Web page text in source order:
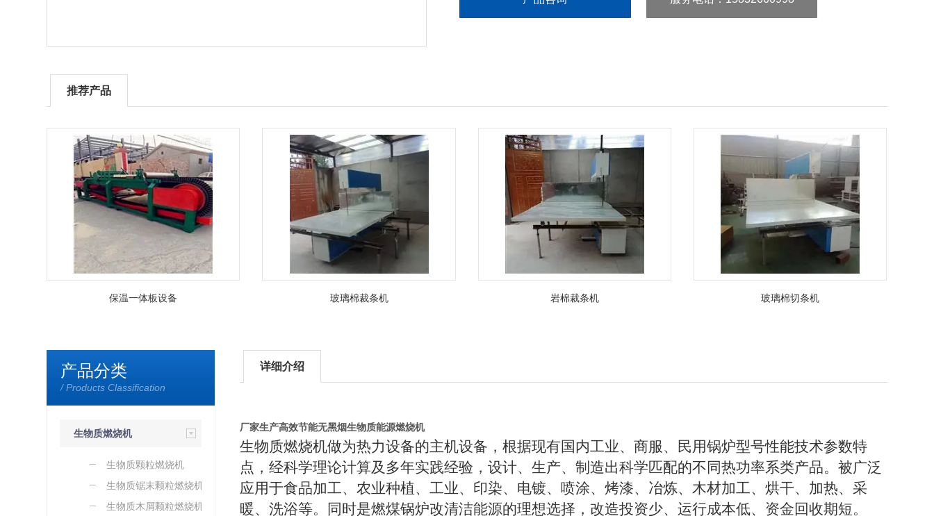
推荐产品
保温一体板设备 玻璃棉裁条机 岩棉裁条机 玻璃棉切条机
产品分类
/ Products Classification
生物质燃烧机
生物质颗粒燃烧机
生物质锯末颗粒燃烧机
生物质木屑颗粒燃烧机
详细介绍
厂家生产高效节能无黑烟生物质能源燃烧机
生物质燃烧机做为热力设备的主机设备，根据现有国内工业、商服、民用锅炉型号性能技术参数特
点，经科学理论计算及多年实践经验，设计、生产、制造出科学匹配的不同热功率系类产品。被广泛
应用于食品加工、农业种植、工业、印染、电镀、喷涂、烤漆、冶炼、木材加工、烘干、加热、采
暖、洗浴等。同时是燃煤锅炉改清洁能源的理想选择，改造投资少、运行成本低、资金回收期短。